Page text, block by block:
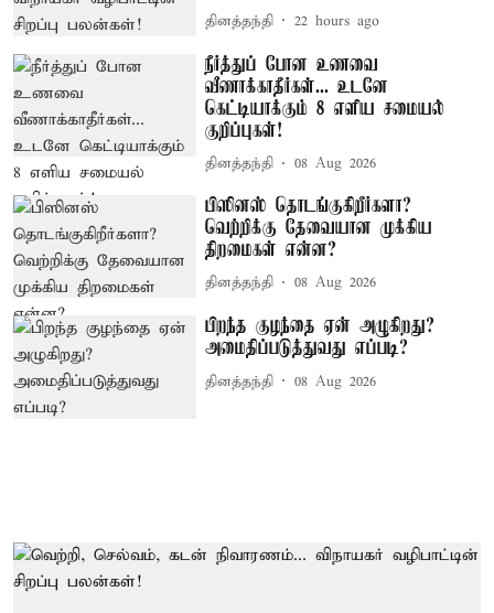
தினத்தந்தி 22 hours ago
நீர்த்துப் போன உணவை
வீணாக்காதீர்கள்... உடனே
கெட்டியாக்கும் 8 எளிய சமையல்
குறிப்புகள்!
தினத்தந்தி 08 Aug 2026
பிஸினஸ் தொடங்குகிறீர்களா?
வெற்றிக்கு தேவையான முக்கிய
திறமைகள் என்ன?
தினத்தந்தி 08 Aug 2026
பிறந்த குழந்தை ஏன் அழுகிறது?
அமைதிப்படுத்துவது எப்படி?
தினத்தந்தி 08 Aug 2026